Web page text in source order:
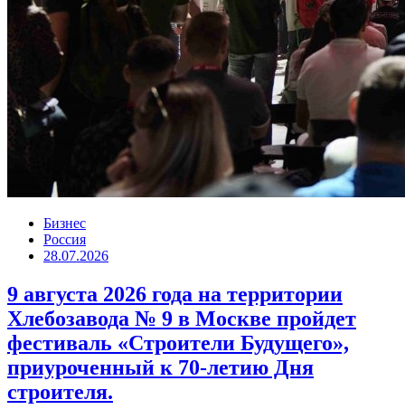
Бизнес
Россия
28.07.2026
9 августа 2026 года на территории
Хлебозавода № 9 в Москве пройдет
фестиваль «Строители Будущего»,
приуроченный к 70-летию Дня
строителя.